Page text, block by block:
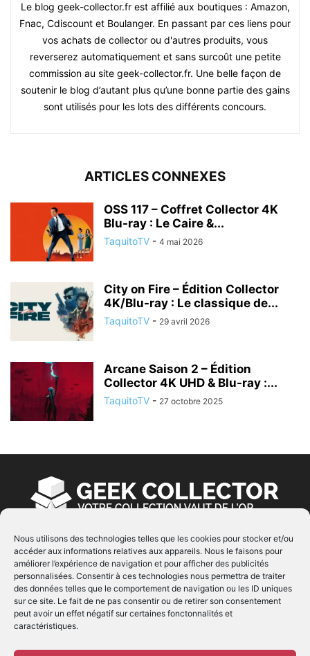
Nous utilisons des technologies telles que les cookies pour stocker et/ou
accéder aux informations relatives aux appareils. Nous le faisons pour
améliorer l’expérience de navigation et pour afficher des publicités
personnalisées. Consentir à ces technologies nous permettra de traiter
des données telles que le comportement de navigation ou les ID uniques
sur ce site. Le fait de ne pas consentir ou de retirer son consentement
peut avoir un effet négatif sur certaines fonctonnalités et
caractéristiques.
Le blog geek-collector.fr est affilié aux boutiques : Amazon,
Fnac, Cdiscount et Boulanger. En passant par ces liens pour
vos achats de collector ou d'autres produits, vous
reverserez automatiquement et sans surcoût une petite
commission au site geek-collector.fr. Une belle façon de
soutenir le blog d’autant plus qu’une bonne partie des gains
sont utilisés pour les lots des différents concours.
ARTICLES CONNEXES
OSS 117 – Coffret Collector 4K
Blu-ray : Le Caire &...
TaquitoTV - 4 mai 2026
City on Fire – Édition Collector
4K/Blu-ray : Le classique de...
TaquitoTV - 29 avril 2026
Arcane Saison 2 – Édition
Collector 4K UHD & Blu-ray :...
TaquitoTV - 27 octobre 2025
À PROPOS
© Copyright 2022 | Produit parEIMAI| Tous Droits
Réservés